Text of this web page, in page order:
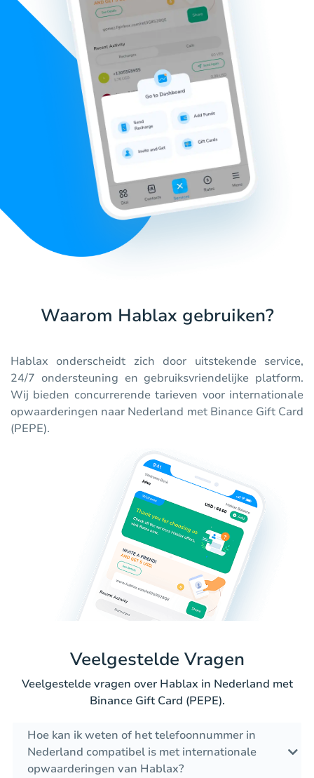
Waarom Hablax gebruiken?
Hablax onderscheidt zich door uitstekende service,
24/7 ondersteuning en gebruiksvriendelijke platform.
Wij bieden concurrerende tarieven voor internationale
opwaarderingen naar Nederland met Binance Gift Card
(PEPE).
Veelgestelde Vragen
Veelgestelde vragen over Hablax in Nederland met
Binance Gift Card (PEPE).
Hoe kan ik weten of het telefoonnummer in
Nederland compatibel is met internationale
opwaarderingen van Hablax?